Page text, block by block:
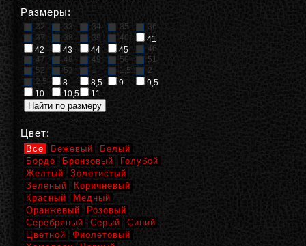
Размеры:
32 33 34 35
36
37
38 39 40
41
42
43 44 45
46
47
48 49 50
51
52
53 1 1,5
2
2,5
8 8,5 9
9,5
10
10,5 11
Цвет:
Все Бежевый
Белый
Бордо
Бронзовый
Голубой
Желтый
Золотистый
Зеленый
Коричневый
Красный
Медный
Оранжевый
Розовый
Серебряный
Серый
Синий
Цветной
Фиолетовый